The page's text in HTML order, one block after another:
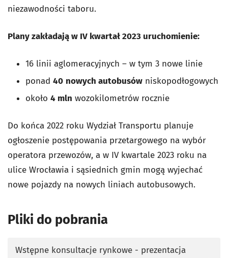
niezawodności taboru.
Plany zakładają w IV kwartał 2023 uruchomienie:
16 linii aglomeracyjnych – w tym 3 nowe linie
ponad 40 nowych autobusów niskopodłogowych
około 4 mln wozokilometrów rocznie
Do końca 2022 roku Wydział Transportu planuje
ogłoszenie postępowania przetargowego na wybór
operatora przewozów, a w IV kwartale 2023 roku na
ulice Wrocławia i sąsiednich gmin mogą wyjechać
nowe pojazdy na nowych liniach autobusowych.
Pliki do pobrania
Wstępne konsultacje rynkowe - prezentacja